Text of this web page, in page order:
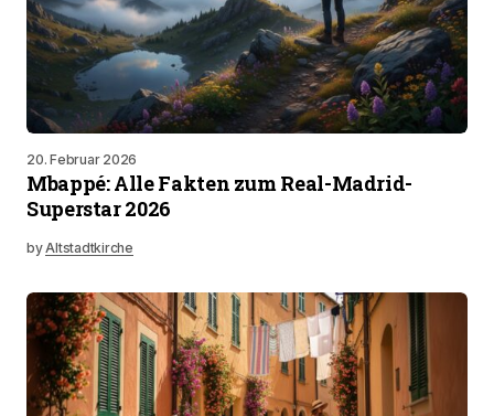
20. Februar 2026
Mbappé: Alle Fakten zum Real-Madrid-
Superstar 2026
byAltstadtkirche